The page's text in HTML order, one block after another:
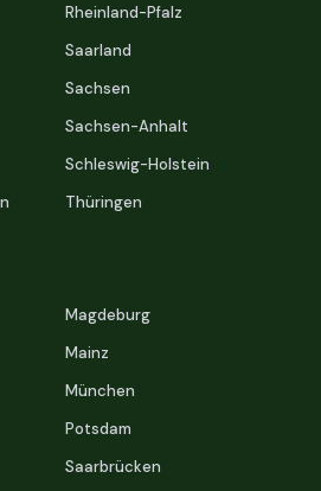
Rheinland-Pfalz
Saarland
Sachsen
Sachsen-Anhalt
Schleswig-Holstein
Thüringen
Magdeburg
Mainz
München
Potsdam
Saarbrücken